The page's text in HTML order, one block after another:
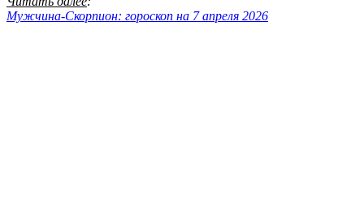
Мужчина-Скорпион: гороскоп на 7 апреля 2026